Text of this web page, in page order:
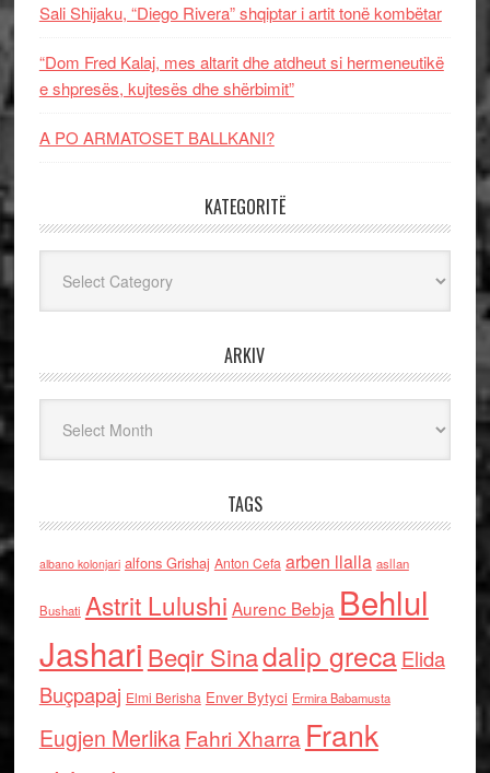
Sali Shijaku, “Diego Rivera” shqiptar i artit tonë kombëtar
“Dom Fred Kalaj, mes altarit dhe atdheut si hermeneutikë
e shpresës, kujtesës dhe shërbimit”
A PO ARMATOSET BALLKANI?
KATEGORITË
ARKIV
TAGS
albano kolonjari alfons Grishaj Anton Cefa arben llalla asllan
Bushati Astrit Lulushi Aurenc Bebja Behlul
Jashari Beqir Sinadalip grecaElida
Buçpapaj Elmi Berisha Enver Bytyci Ermira Babamusta
Eugjen MerlikaFahri Xharra Frank